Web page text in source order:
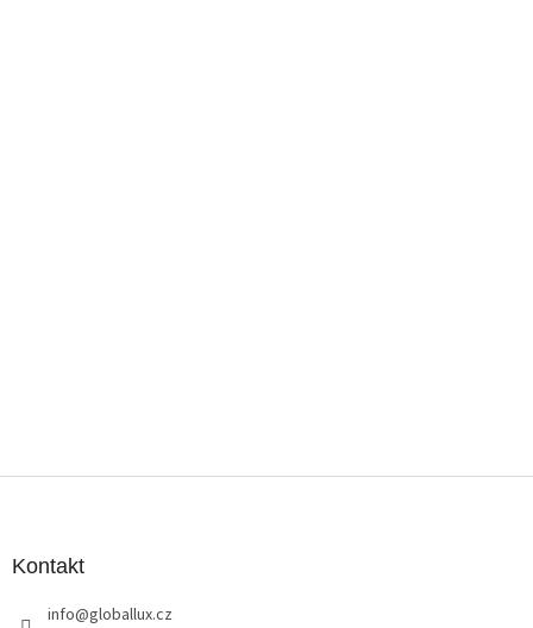
Kontakt
info@globallux.cz